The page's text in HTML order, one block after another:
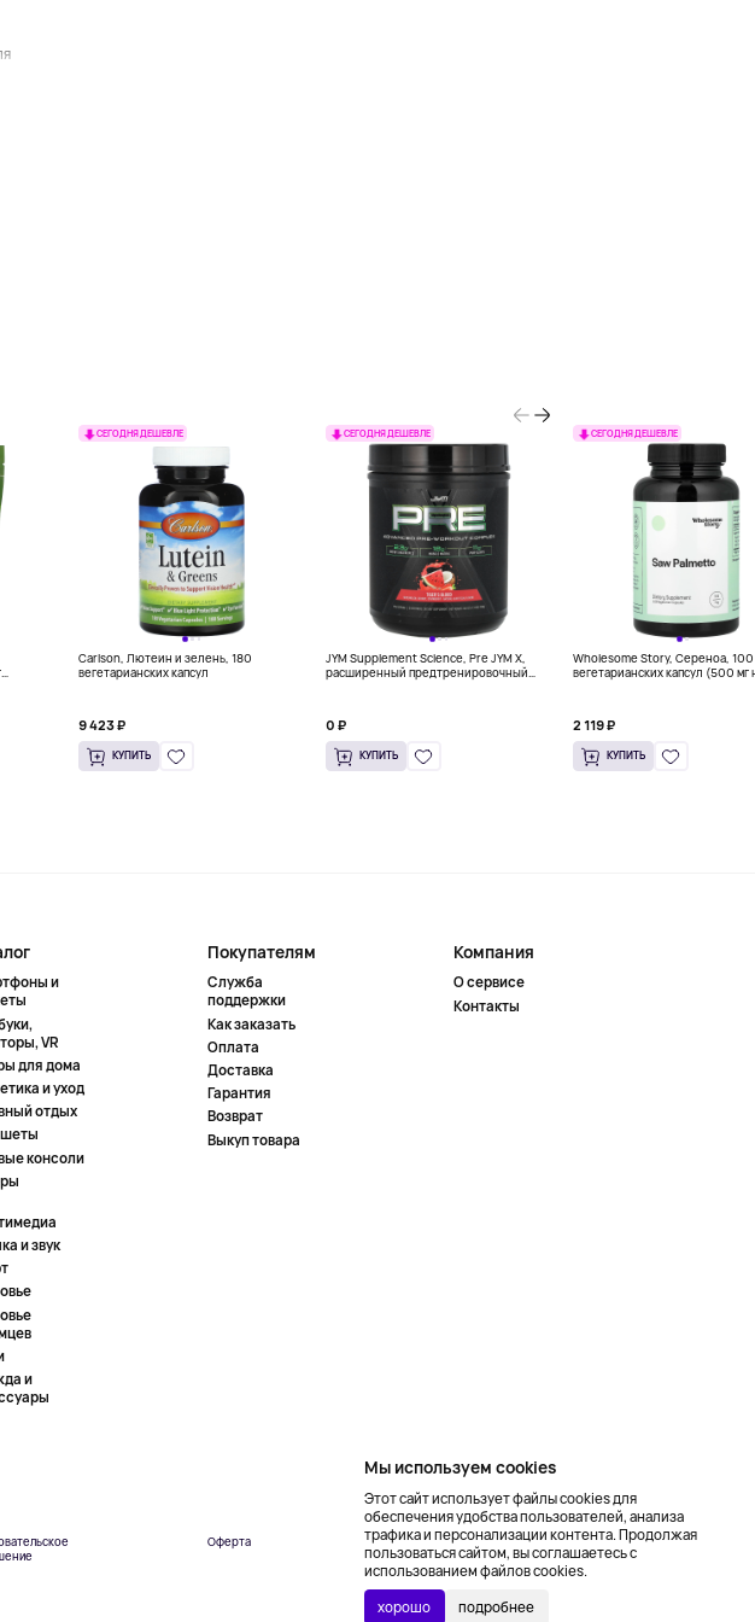
СЕГОДНЯ ДЕШЕВЛЕ
Carlson, Лютеин и зелень, 180
вегетарианских капсул
9 423 ₽
КУПИТЬ
СЕГОДНЯ ДЕШЕВЛЕ
JYM Supplement Science, Pre JYM X,
расширенный предтренировочный
0 ₽
КУПИТЬ
СЕГОДНЯ ДЕШЕВЛЕ
Wholesome Story, Сереноа, 100
вегетарианских капсул (500 мг
2 119 ₽
КУПИТЬ
и
VR
для дома
и уход
отдых
консоли
и звук
и
Покупателям
Служба
поддержки
Как заказать
Оплата
Доставка
Гарантия
Возврат
Выкуп товара
Компания
О сервисе
Контакты
Оферта
Создание сайта –
NetLab
Мы используем cookies
Этот сайт использует файлы cookies для
обеспечения удобства пользователей, анализа
трафика и персонализации контента. Продолжая
пользоваться сайтом, вы соглашаетесь с
использованием файлов cookies.
хорошо подробнее